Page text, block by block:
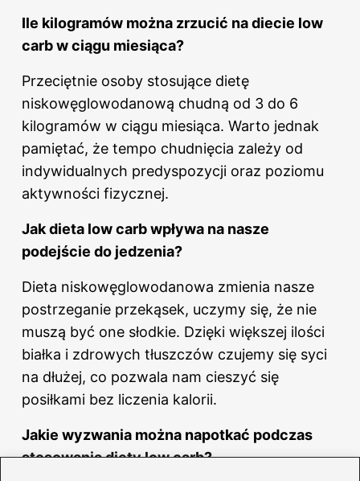
Ile kilogramów można zrzucić na diecie low
carb w ciągu miesiąca?
Przeciętnie osoby stosujące dietę
niskowęglowodanową chudną od 3 do 6
kilogramów w ciągu miesiąca. Warto jednak
pamiętać, że tempo chudnięcia zależy od
indywidualnych predyspozycji oraz poziomu
aktywności fizycznej.
Jak dieta low carb wpływa na nasze
podejście do jedzenia?
Dieta niskowęglowodanowa zmienia nasze
postrzeganie przekąsek, uczymy się, że nie
muszą być one słodkie. Dzięki większej ilości
białka i zdrowych tłuszczów czujemy się syci
na dłużej, co pozwala nam cieszyć się
posiłkami bez liczenia kalorii.
Jakie wyzwania można napotkać podczas
stosowania diety low carb?